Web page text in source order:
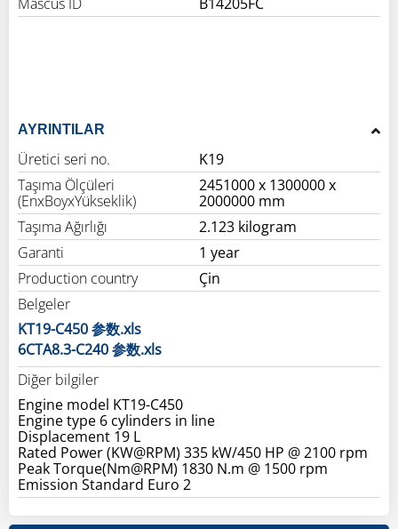
AYRINTILAR
Üretici seri no.
K19
Taşıma Ölçüleri
(EnxBoyxYükseklik)
2451000 x 1300000 x
2000000 mm
Taşıma Ağırlığı
2.123 kilogram
Garanti
1 year
Production country
Çin
Belgeler
KT19-C450 参数.xls
6CTA8.3-C240 参数.xls
Diğer bilgiler
Engine model KT19-C450
Engine type 6 cylinders in line
Displacement 19 L
Rated Power (KW@RPM) 335 kW/450 HP @ 2100 rpm
Peak Torque(Nm@RPM) 1830 N.m @ 1500 rpm
Emission Standard Euro 2